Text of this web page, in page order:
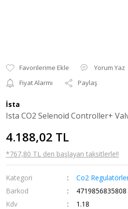
Yorum Yaz
Fiyat Alarmı
Paylaş
İsta
Ista CO2 Selenoid Controller+
4.188,02 TL
*767,80 TL den başlayan taksitlerle!!
Kategori
Co2
Barkod
4719856835808
Kdv
1.18